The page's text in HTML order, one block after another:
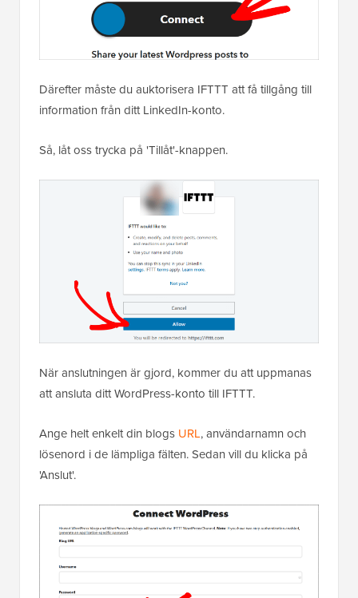
Därefter måste du auktorisera IFTTT att få tillgång till
information från ditt LinkedIn-konto.
Så, låt oss trycka på 'Tillåt'-knappen.
När anslutningen är gjord, kommer du att uppmanas
att ansluta ditt WordPress-konto till IFTTT.
Ange helt enkelt din blogs URL, användarnamn och
lösenord i de lämpliga fälten. Sedan vill du klicka på
'Anslut'.